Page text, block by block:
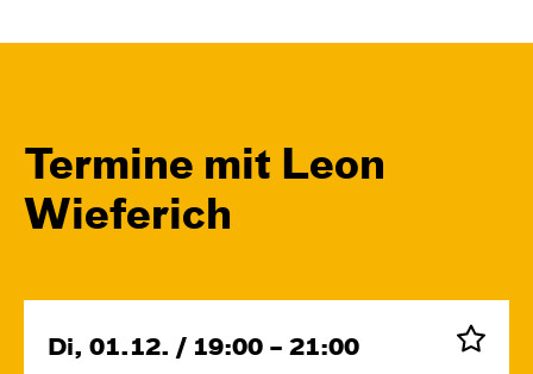
Termine mit Leon
Wieferich
Di, 01.12. / 19:00 – 21:00